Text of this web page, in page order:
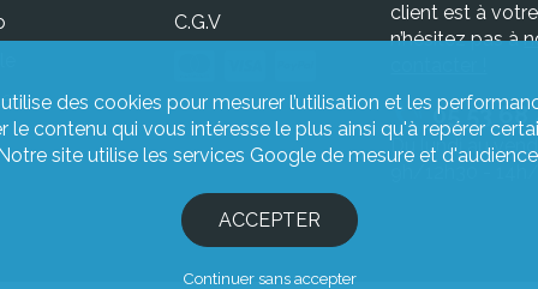
C.G.V
client est à
n’hésitez pas à
05 53 68
Du lundi au
des cookies pour mesurer l’utilisation et les
le contenu qui vous intéresse le plus ainsi qu'à repérer
site utilise les services Google de mesure et
ACCEPTER
Continuer sans accepter